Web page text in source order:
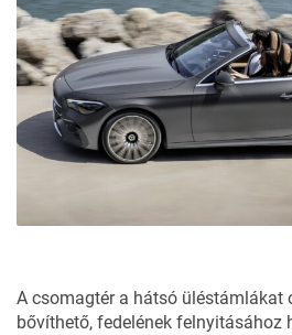
Hosszúság
mm 4850
Szélesség
mm 1861
Magasság
mm 1424
Tengelytáv
mm 2865